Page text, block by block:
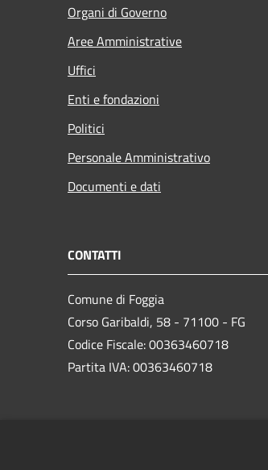
Organi di Governo
Aree Amministrative
Uffici
Enti e fondazioni
Politici
Personale Amministrativo
Documenti e dati
CONTATTI
Comune di Foggia
Corso Garibaldi, 58 - 71100 - FG
Codice Fiscale: 00363460718
Partita IVA: 00363460718